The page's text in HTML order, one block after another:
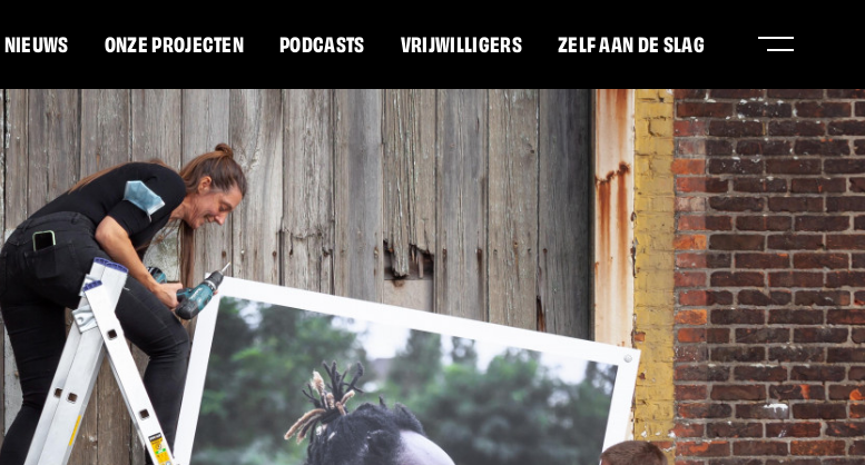
NIEUWS ONZE PROJECTEN PODCASTS VRIJWILLIGERS ZELF AAN DE SLAG